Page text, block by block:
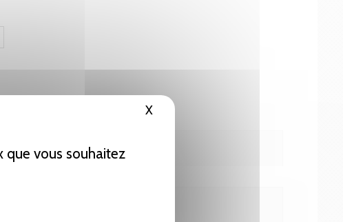
que vous souhaitez
X Masquer le bandeau des cookies